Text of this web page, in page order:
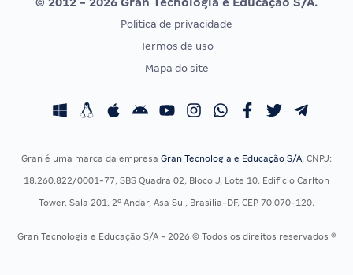
Vunesp
CONCURSOS POR PROFISSÃO
Concursos Fiscais
Residência Multiprofissional
EXAME DE ORDEM
Calendário OAB
Política de privacidade
Termos de uso
Mapa do site
Gran é uma marca da empresa Gran Tecnologia e Educação S/A, CNPJ:
18.260.822/0001-77, SBS Quadra 02, Bloco J, Lote 10, Edifício Carlton
Tower, Sala 201, 2º Andar, Asa Sul, Brasília-DF, CEP 70.070-120.
Gran Tecnologia e Educação S/A - 2026 © Todos os direitos reservados ®